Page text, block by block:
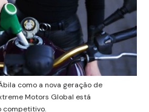
como a nova geração de
Motors Global está
competitivo.